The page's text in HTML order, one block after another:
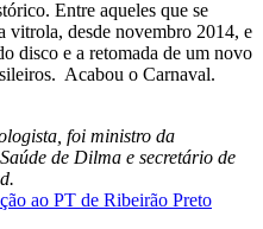
Entre aqueles que se
vitrola, desde novembro 2014, e
disco e a retomada de um novo
Acabou o Carnaval.
foi ministro da
de Dilma e secretário de